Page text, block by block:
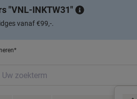
VNL-INKTW31
vanaf €99,-.